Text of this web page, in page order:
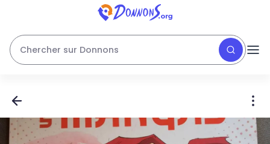
Chercher sur Donnons